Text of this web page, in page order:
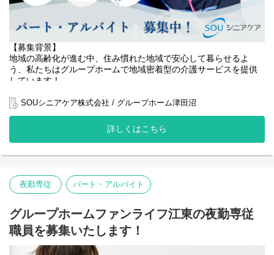
・夜間帯の排泄介助・コール対応
・必要に応じた体位変換・見守り
・記録業務（夜間の状態・介助内容の記録）
・緊急時の初期対応および管理者への報告
・朝の起床介助、整容、朝食準備の補助
・朝の申し送り（引き継ぎ）
・施設内の簡易清掃・整理整頓
【募集背景】
地域の高齢化が進む中、住み慣れた地域で安心して暮らせるよ
う、私たちはグループホームで地域密着型の介護サービスを提供
しています！
近年、利用者様のニーズがますます高まり、お一人おひとりに寄
り添ったきめ細やかなケアが求められています。
私たちは、利用者様の尊厳を大切にし、その方らしい生活を支え
ることに力を注いでいます。
を築き、心豊かな毎日を過ごしていただけるよう努めています。
また、従業員が安心して長く働ける環境づくりにも力を入れてお
り、質の高いサービス提供体制の構築と地域社会への貢献を目指
しています。
熱意あるあなたのご応募をお待ちしています。
SOUシニアケア株式会社 / グループホーム津田沼
詳しくはこちら
夜勤専従 パート・アルバイト
グループホームファンライフ江東の夜勤専従
職員を募集いたします！